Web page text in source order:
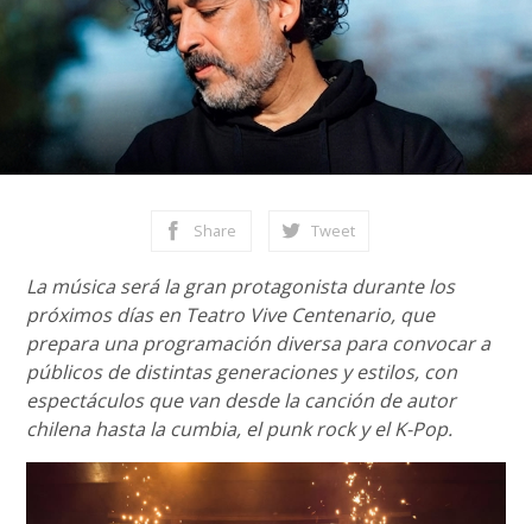
Share Tweet
La música será la gran protagonista durante los
próximos días en Teatro Vive Centenario, que
prepara una programación diversa para convocar a
públicos de distintas generaciones y estilos, con
espectáculos que van desde la canción de autor
chilena hasta la cumbia, el punk rock y el K-Pop.